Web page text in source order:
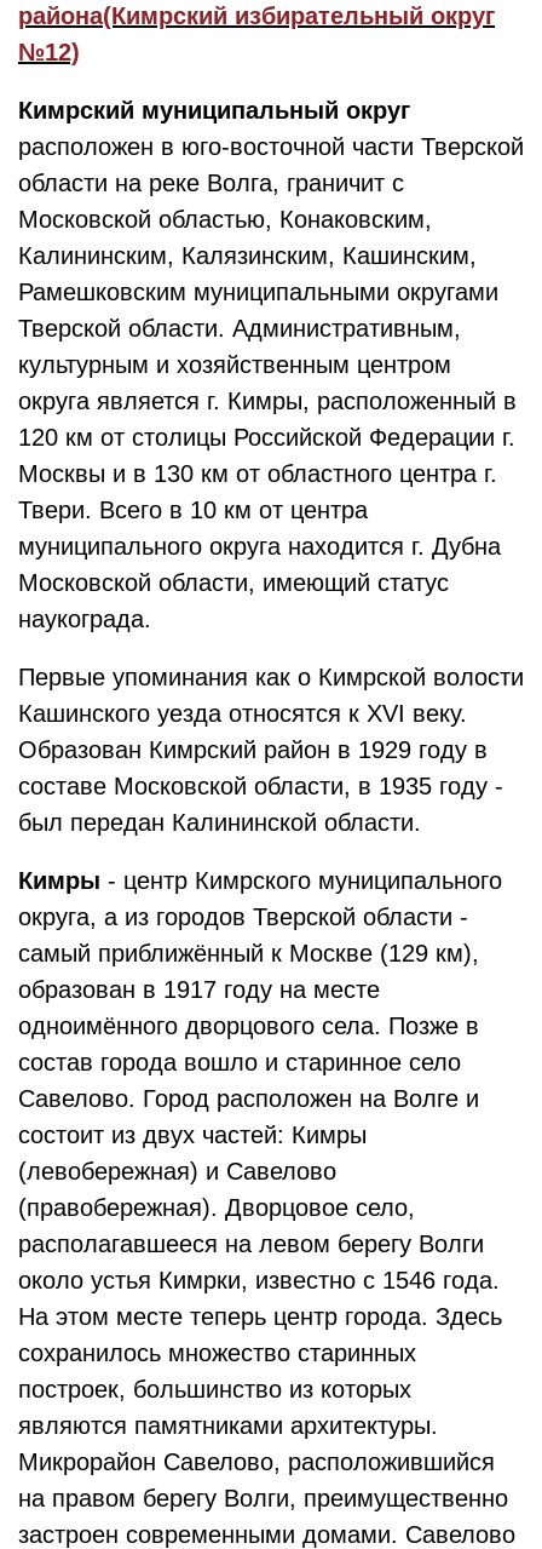
района(Кимрский избирательный округ
№12)
Кимрский муниципальный округ
расположен в юго-восточной части Тверской
области на реке Волга, граничит с
Московской областью, Конаковским,
Калининским, Калязинским, Кашинским,
Рамешковским муниципальными округами
Тверской области. Административным,
культурным и хозяйственным центром
округа является г. Кимры, расположенный в
120 км от столицы Российской Федерации г.
Москвы и в 130 км от областного центра г.
Твери. Всего в 10 км от центра
муниципального округа находится г. Дубна
Московской области, имеющий статус
наукограда.
Первые упоминания как о Кимрской волости
Кашинского уезда относятся к XVI веку.
Образован Кимрский район в 1929 году в
составе Московской области, в 1935 году -
был передан Калининской области.
Кимры - центр Кимрского муниципального
округа, а из городов Тверской области -
самый приближённый к Москве (129 км),
образован в 1917 году на месте
одноимённого дворцового села. Позже в
состав города вошло и старинное село
Савелово. Город расположен на Волге и
состоит из двух частей: Кимры
(левобережная) и Савелово
(правобережная). Дворцовое село,
располагавшееся на левом берегу Волги
около устья Кимрки, известно с 1546 года.
На этом месте теперь центр города. Здесь
сохранилось множество старинных
построек, большинство из которых
являются памятниками архитектуры.
Микрорайон Савелово, расположившийся
на правом берегу Волги, преимущественно
застроен современными домами. Савелово